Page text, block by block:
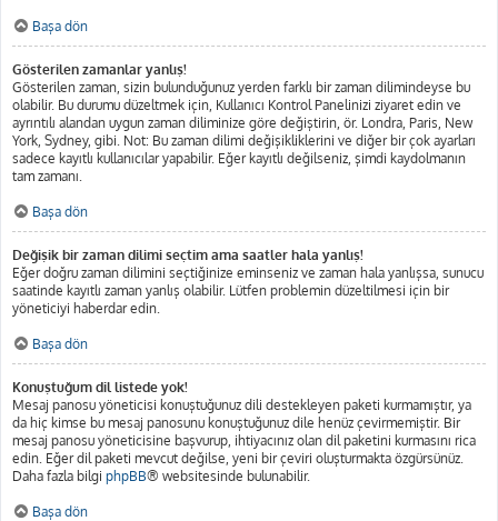
Başa dön
Gösterilen zamanlar yanlış!
Gösterilen zaman, sizin bulunduğunuz yerden farklı bir zaman dilimindeyse bu
olabilir. Bu durumu düzeltmek için, Kullanıcı Kontrol Panelinizi ziyaret edin ve
ayrıntılı alandan uygun zaman diliminize göre değiştirin, ör. Londra, Paris, New
York, Sydney, gibi. Not: Bu zaman dilimi değişikliklerini ve diğer bir çok ayarları
sadece kayıtlı kullanıcılar yapabilir. Eğer kayıtlı değilseniz, şimdi kaydolmanın
tam zamanı.
Başa dön
Değişik bir zaman dilimi seçtim ama saatler hala yanlış!
Eğer doğru zaman dilimini seçtiğinize eminseniz ve zaman hala yanlışsa, sunucu
saatinde kayıtlı zaman yanlış olabilir. Lütfen problemin düzeltilmesi için bir
yöneticiyi haberdar edin.
Başa dön
Konuştuğum dil listede yok!
Mesaj panosu yöneticisi konuştuğunuz dili destekleyen paketi kurmamıştır, ya
da hiç kimse bu mesaj panosunu konuştuğunuz dile henüz çevirmemiştir. Bir
mesaj panosu yöneticisine başvurup, ihtiyacınız olan dil paketini kurmasını rica
edin. Eğer dil paketi mevcut değilse, yeni bir çeviri oluşturmakta özgürsünüz.
Daha fazla bilgi phpBB® websitesinde bulunabilir.
Başa dön